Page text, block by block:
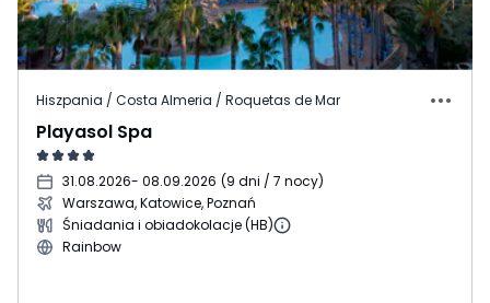
Hiszpania / Costa Almeria / Roquetas de Mar
Playasol Spa
31.08.2026- 08.09.2026 (9 dni / 7 nocy)
Warszawa, Katowice, Poznań
Śniadania i obiadokolacje (HB)
Rainbow